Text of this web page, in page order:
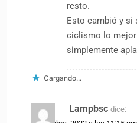
resto.
Esto cambió y si
ciclismo lo mejor
simplemente
Cargando...
Lampbsc dice: